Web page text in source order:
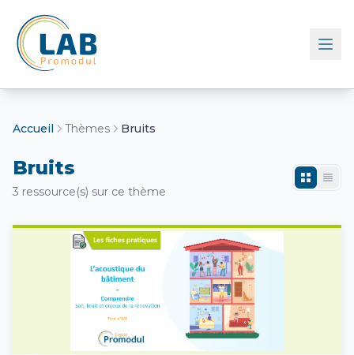
Retour à l'accueil
Accueil Thèmes Bruits
Bruits
3 ressource(s) sur ce thème